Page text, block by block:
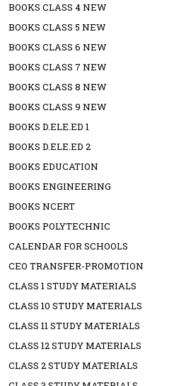
BOOKS CLASS 4 NEW
BOOKS CLASS 5 NEW
BOOKS CLASS 6 NEW
BOOKS CLASS 7 NEW
BOOKS CLASS 8 NEW
BOOKS CLASS 9 NEW
BOOKS D.ELE.ED 1
BOOKS D.ELE.ED 2
BOOKS EDUCATION
BOOKS ENGINEERING
BOOKS NCERT
BOOKS POLYTECHNIC
CALENDAR FOR SCHOOLS
CEO TRANSFER-PROMOTION
CLASS 1 STUDY MATERIALS
CLASS 10 STUDY MATERIALS
CLASS 11 STUDY MATERIALS
CLASS 12 STUDY MATERIALS
CLASS 2 STUDY MATERIALS